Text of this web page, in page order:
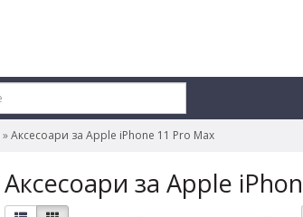
Аксесоари за Apple iPhone 11 Pro Max
Аксесоари за Apple